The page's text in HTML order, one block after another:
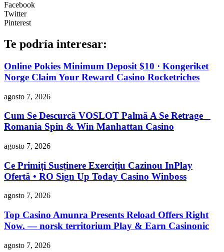
Facebook
Twitter
Pinterest
Te podría interesar:
Online Pokies Minimum Deposit $10 · Kongeriket
Norge Claim Your Reward Casino Rocketriches
agosto 7, 2026
Cum Se Descurcă VOSLOT Palmă A Se Retrage _
Romania Spin & Win Manhattan Casino
agosto 7, 2026
Ce Primiți Susținere Exercițiu Cazinou InPlay
Ofertă • RO Sign Up Today Casino Winboss
agosto 7, 2026
Top Casino Amunra Presents Reload Offers Right
Now. — norsk territorium Play & Earn Casinonic
agosto 7, 2026